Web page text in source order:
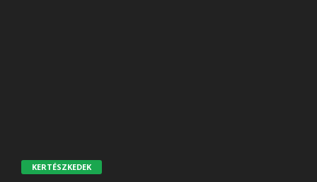
KERTÉSZKEDEK